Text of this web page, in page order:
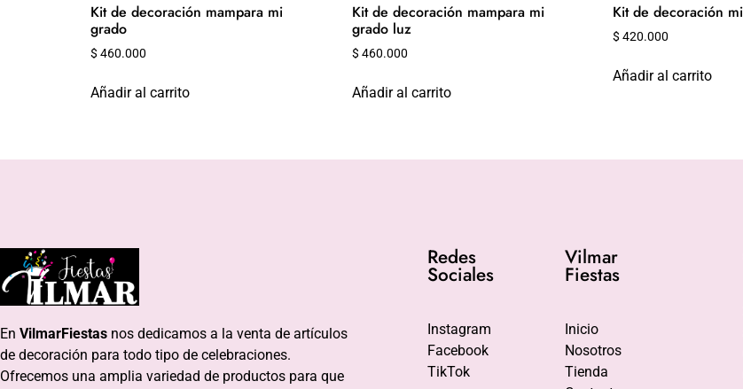
Kit de decoración mampara mi
grado
$ 460.000
Añadir al carrito
Kit de decoración mampara mi
grado luz
$ 460.000
Añadir al carrito
Kit de decoración
$ 420.000
Añadir al carrito
En VilmarFiestas nos dedicamos a la venta de artículos
de decoración para todo tipo de celebraciones.
Ofrecemos una amplia variedad de productos para que
Redes
Sociales
Instagram
Facebook
TikTok
Vilmar
Fiestas
Inicio
Nosotros
Tienda